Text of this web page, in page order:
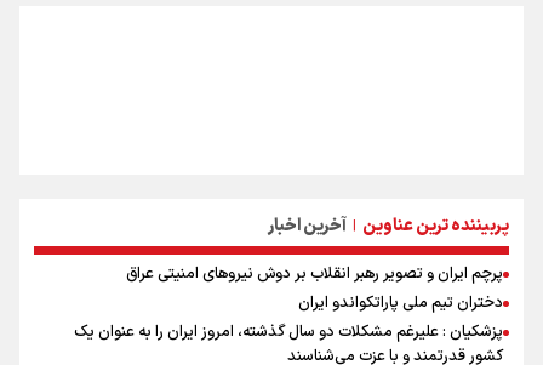
پربیننده ترین عناوین | آخرین اخبار
پرچم ایران و تصویر رهبر انقلاب بر دوش نیروهای امنیتی عراق
دختران تیم ملی پاراتکواندو ایران
پزشکیان : علیرغم مشکلات دو سال گذشته، امروز ایران را به عنوان یک
کشور قدرتمند و با عزت می‌شناسند